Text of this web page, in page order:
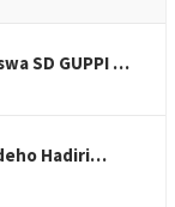
SD GUPPI …
Hadiri…